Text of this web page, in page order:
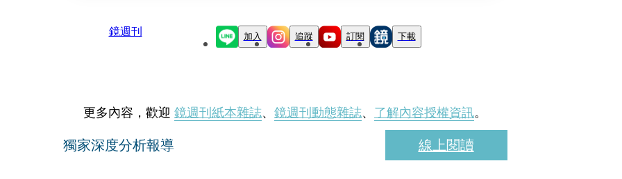
鏡週刊 加入 追蹤 訂閱 下載
更多內容，歡迎 鏡週刊紙本雜誌、 鏡週刊動態雜誌、 了解內容授權資訊。
獨家深度分析報導 線上閱讀